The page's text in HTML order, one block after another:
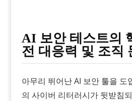
AI 보안 테스트의
전 대응력 및 조직
아무리 뛰어난 AI 보안 툴을 도
의 사이버 리터러시가 뒷받침